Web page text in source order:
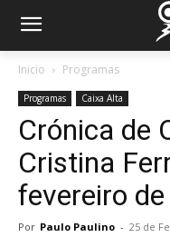
Inicio Programas
Programas Caixa Alta
Crónica de
Cristina
fevereiro
Por Paulo Paulino - 25 de